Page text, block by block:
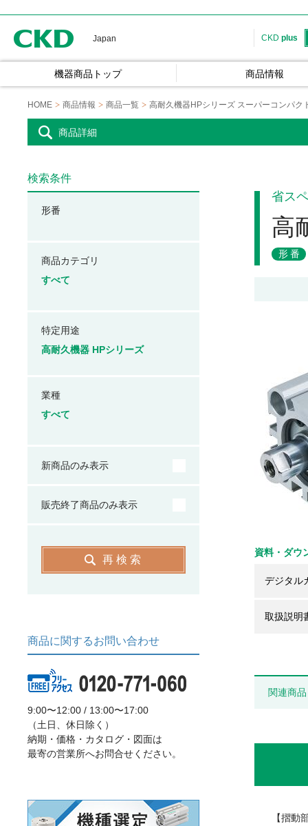
Japan CKD plus
機器商品トップ 商品情報
HOME 商品情報 商品一覧 高耐久機器HPシリーズ スーパーコンパク
商品詳細
省ス
高
形番
資料・ダウ
デジタル
取扱説明
関連商品
【摺動
検索条件
形番
商品カテゴリ
すべて
特定用途
高耐久機器 HPシリーズ
業種
すべて
新商品のみ表示
販売終了商品のみ表示
再検索
商品に関するお問い合わせ
9:00〜12:00 / 13:00〜17:00
（土日、休日除く）
納期・価格・カタログ・図面は
最寄の営業所へお問合せください。